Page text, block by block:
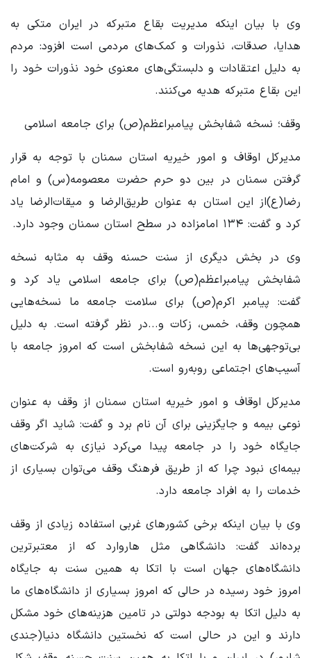
وی با بیان اینکه مدیریت بقاع متبرکه در ایران متکی به
هدایا، صدقات، نذورات و کمک‌های مردمی است افزود: مردم
به دلیل اعتقادات و دلبستگی‌های معنوی خود نذورات خود را
این بقاع متبرکه هدیه می‌کنند.
وقف؛ نسخه شفابخش پیامبراعظم(ص) برای جامعه اسلامی
مدیرکل اوقاف و امور خیریه استان سمنان با توجه به قرار
گرفتن سمنان در بین دو حرم حضرت معصومه(س) و امام
رضا(ع)از این استان به عنوان طریق‌الرضا و میقات‌الرضا یاد
کرد و گفت: ۱۳۴ امامزاده در سطح استان سمنان وجود دارد.
وی در بخش دیگری از سنت حسنه وقف به مثابه نسخه
شفابخش پیامبراعظم(ص) برای جامعه اسلامی یاد کرد و
گفت: پیامبر اکرم(ص) برای سلامت جامعه ما نسخه‌هایی
همچون وقف، خمس، زکات و...در نظر گرفته است. به دلیل
بی‌توجهی‌ها به این نسخه شفابخش است که امروز جامعه با
آسیب‌های اجتماعی روبه‌رو است.
مدیرکل اوقاف و امور خیریه استان سمنان از وقف به عنوان
نوعی بیمه و جایگزینی برای آن نام برد و گفت: شاید اگر وقف
جایگاه خود را در جامعه پیدا می‌کرد نیازی به شرکت‌های
بیمه‌ای نبود چرا که از طریق فرهنگ وقف می‌توان بسیاری از
خدمات را به افراد جامعه دارد.
وی با بیان اینکه برخی کشورهای غربی استفاده زیادی از وقف
برده‌اند گفت: دانشگاهی مثل هاروارد که از معتبرترین
دانشگاه‌های جهان است با اتکا به همین سنت به جایگاه
امروز خود رسیده در حالی که امروز بسیاری از دانشگاه‌های ما
به دلیل اتکا به بودجه دولتی در تامین هزینه‌های خود مشکل
دارند و این در حالی است که نخستین دانشگاه دنیا(جندی